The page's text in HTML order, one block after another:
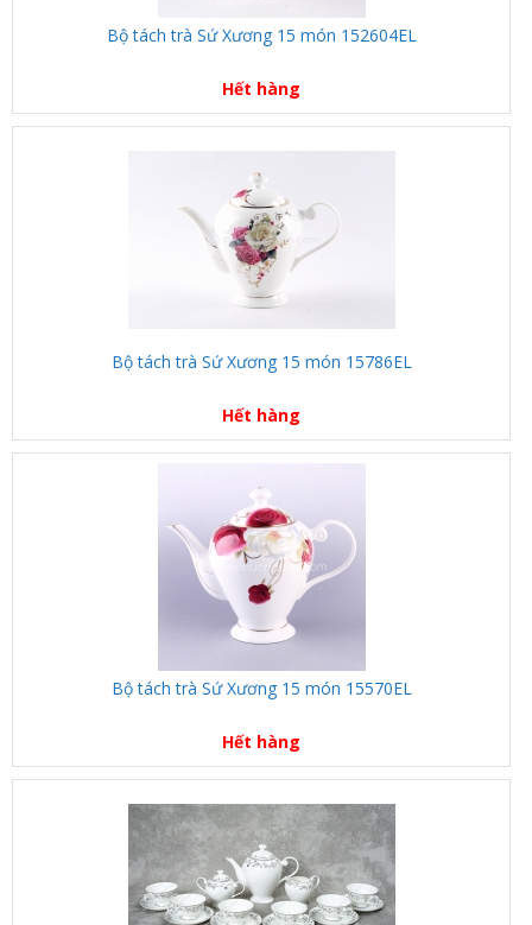
Bộ tách trà Sứ Xương 15 món 152604EL
Hết hàng
Bộ tách trà Sứ Xương 15 món 15786EL
Hết hàng
Bộ tách trà Sứ Xương 15 món 15570EL
Hết hàng